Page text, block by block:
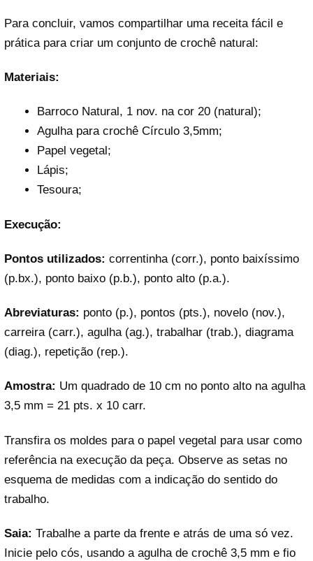
Para concluir, vamos compartilhar uma receita fácil e
prática para criar um conjunto de crochê natural:
Materiais:
Barroco Natural, 1 nov. na cor 20 (natural);
Agulha para crochê Círculo 3,5mm;
Papel vegetal;
Lápis;
Tesoura;
Execução:
Pontos utilizados: correntinha (corr.), ponto baixíssimo
(p.bx.), ponto baixo (p.b.), ponto alto (p.a.).
Abreviaturas: ponto (p.), pontos (pts.), novelo (nov.),
carreira (carr.), agulha (ag.), trabalhar (trab.), diagrama
(diag.), repetição (rep.).
Amostra: Um quadrado de 10 cm no ponto alto na agulha
3,5 mm = 21 pts. x 10 carr.
Transfira os moldes para o papel vegetal para usar como
referência na execução da peça. Observe as setas no
esquema de medidas com a indicação do sentido do
trabalho.
Saia: Trabalhe a parte da frente e atrás de uma só vez.
Inicie pelo cós, usando a agulha de crochê 3,5 mm e fio